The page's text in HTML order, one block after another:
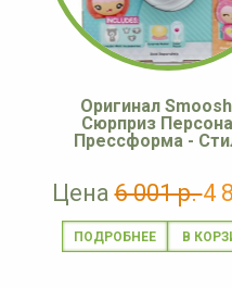
Оригинал
Сюрприз
Прессформа -
Цена6 001 р.4
ПОДРОБНЕЕ